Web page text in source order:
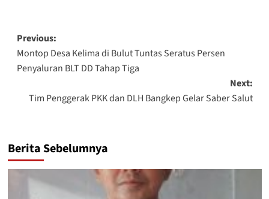
Post
navigation
Previous:
Montop Desa Kelima di Bulut Tuntas Seratus Persen
Penyaluran BLT DD Tahap Tiga
Next:
Tim Penggerak PKK dan DLH Bangkep Gelar Saber Salut
Berita Sebelumnya